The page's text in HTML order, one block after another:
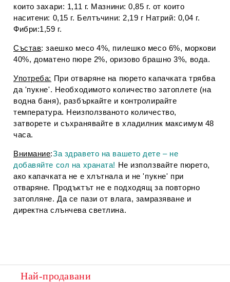
които захари: 1,11 г. Мазнини: 0,85 г. от които
наситени: 0,15 г. Белтъчини: 2,19 г Натрий: 0,04 г.
Фибри:1,59 г.
Състав: заешко месо 4%, пилешко месо 6%, моркови
40%, доматено пюре 2%, оризово брашно 3%, вода.
Употреба: При отваряне на пюрето капачката трябва
да 'пукне'. Необходимото количество затоплете (на
водна баня), разбъркайте и контролирайте
температура. Неизползваното количество,
затворете и съхранявайте в хладилник максимум 48
часа.
Внимание:За здравето на вашето дете – не
добавяйте сол на храната! Не използвайте пюрето,
ако капачката не е хлътнала и не 'пукне' при
отваряне. Продъктът не е подходящ за повторно
затопляне. Да се пази от влага, замразяване и
директна слънчева светлина.
Най-продавани